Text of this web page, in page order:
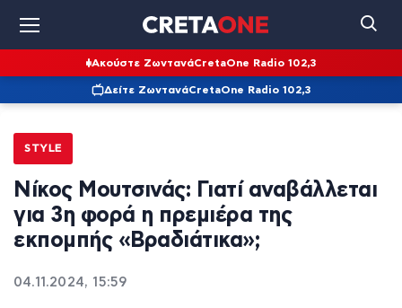
Ακούστε ΖωντανάCretaOne Radio 102,3
Δείτε ΖωντανάCretaOne Radio 102,3
STYLE
Νίκος Μουτσινάς: Γιατί αναβάλλεται
για 3η φορά η πρεμιέρα της
εκπομπής «Βραδιάτικα»;
04.11.2024, 15:59